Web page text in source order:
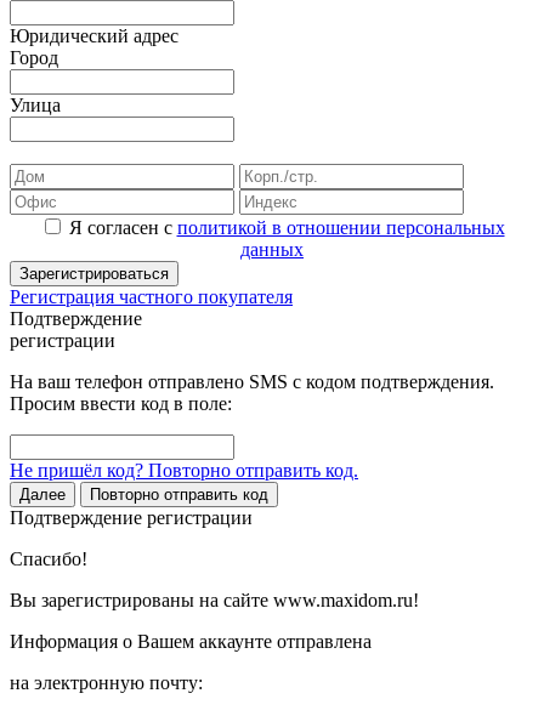
Юридический адрес
Город
Улица
Я согласен с политикой в отношении персональных
данных
Зарегистрироваться
Регистрация частного покупателя
Подтверждение
регистрации
На ваш телефон отправлено SMS с кодом подтверждения.
Просим ввести код в поле:
Не пришёл код? Повторно отправить код.
Далее Повторно отправить код
Подтверждение регистрации
Спасибо!
Вы зарегистрированы на сайте www.maxidom.ru!
Информация о Вашем аккаунте отправлена
на электронную почту: